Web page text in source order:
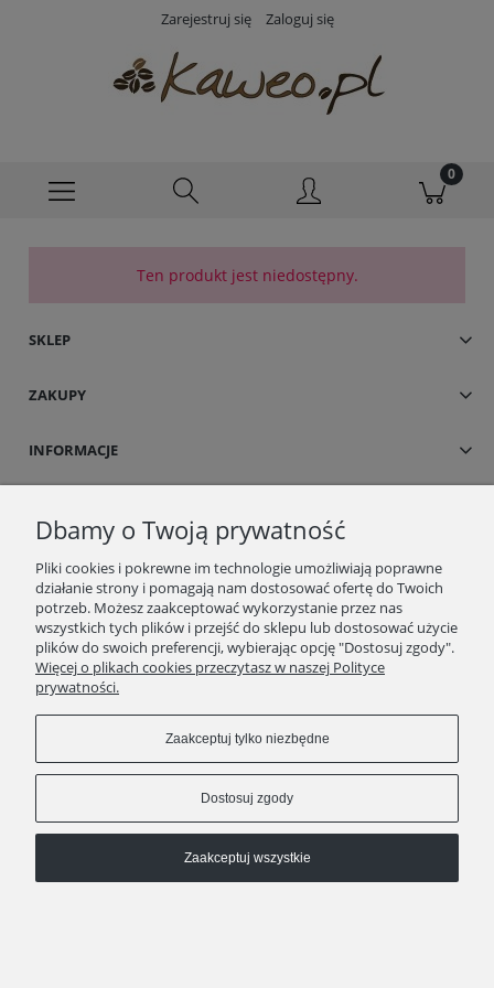
Zarejestruj się Zaloguj się
Ten produkt jest niedostępny.
SKLEP
ZAKUPY
INFORMACJE
kontakt
511 29 29 99
KAWEO since 2008
Pokaż pełną wersję strony
Sklep internetowy Shoper Premium
Dbamy o Twoją prywatność
Pliki cookies i pokrewne im technologie umożliwiają poprawne
działanie strony i pomagają nam dostosować ofertę do Twoich
potrzeb. Możesz zaakceptować wykorzystanie przez nas
wszystkich tych plików i przejść do sklepu lub dostosować użycie
plików do swoich preferencji, wybierając opcję "Dostosuj zgody".
Więcej o plikach cookies przeczytasz w naszej Polityce
prywatności.
Zaakceptuj tylko niezbędne
Dostosuj zgody
Zaakceptuj wszystkie